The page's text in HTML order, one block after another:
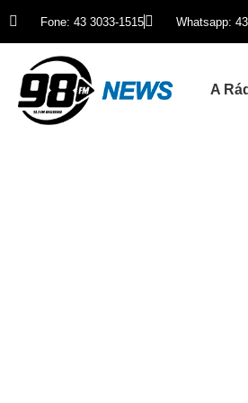
Fone: 43 3033-1515 Whatsapp:
A